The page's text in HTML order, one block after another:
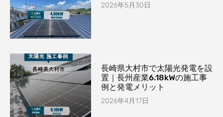
2026年5月30日
長崎県大村市で太陽光発電を設
置｜長州産業6.18kWの施工事
例と発電メリット
2026年4月17日